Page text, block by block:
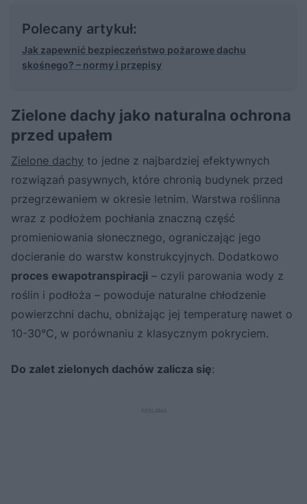
Polecany artykuł:
Jak zapewnić bezpieczeństwo pożarowe dachu
skośnego? – normy i przepisy
Zielone dachy jako naturalna ochrona
przed upałem
Zielone dachy to jedne z najbardziej efektywnych
rozwiązań pasywnych, które chronią budynek przed
przegrzewaniem w okresie letnim. Warstwa roślinna
wraz z podłożem pochłania znaczną część
promieniowania słonecznego, ograniczając jego
docieranie do warstw konstrukcyjnych. Dodatkowo
proces ewapotranspiracji – czyli parowania wody z
roślin i podłoża – powoduje naturalne chłodzenie
powierzchni dachu, obniżając jej temperaturę nawet o
10-30°C, w porównaniu z klasycznym pokryciem.
Do zalet zielonych dachów zalicza się: